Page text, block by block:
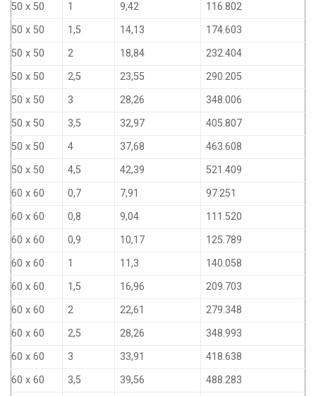
50 x 50
1 9,42
116.802
50 x 50
1,5 14,13
174.603
50 x 50
2 18,84
232.404
50 x 50
2,5 23,55
290.205
50 x 50
3 28,26
348.006
50 x 50
3,5 32,97
405.807
50 x 50
4 37,68
463.608
50 x 50
4,5 42,39
521.409
60 x 60
0,7 7,91
97.251
60 x 60
0,8 9,04
111.520
60 x 60
0,9 10,17
125.789
60 x 60
1 11,3
140.058
60 x 60
1,5 16,96
209.703
60 x 60
2 22,61
279.348
60 x 60
2,5 28,26
348.993
60 x 60
3 33,91
418.638
60 x 60
3,5 39,56
488.283